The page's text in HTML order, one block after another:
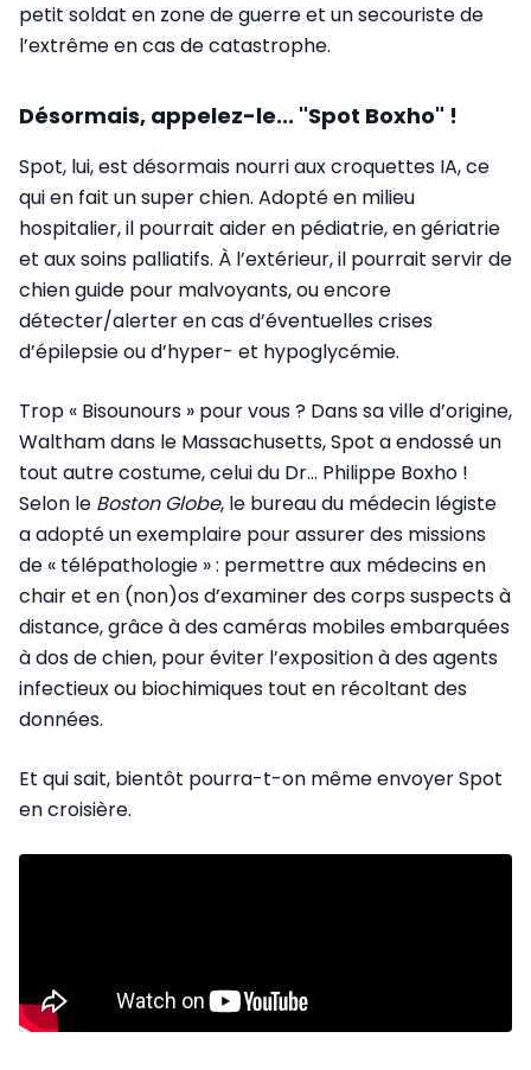
petit soldat en zone de guerre et un secouriste de
l’extrême en cas de catastrophe.
Désormais, appelez-le... "Spot Boxho" !
Spot, lui, est désormais nourri aux croquettes IA, ce
qui en fait un super chien. Adopté en milieu
hospitalier, il pourrait aider en pédiatrie, en gériatrie
et aux soins palliatifs. À l’extérieur, il pourrait servir de
chien guide pour malvoyants, ou encore
détecter/alerter en cas d’éventuelles crises
d’épilepsie ou d’hyper- et hypoglycémie.
Trop « Bisounours » pour vous ? Dans sa ville d’origine,
Waltham dans le Massachusetts, Spot a endossé un
tout autre costume, celui du Dr… Philippe Boxho !
Selon le Boston Globe, le bureau du médecin légiste
a adopté un exemplaire pour assurer des missions
de « télépathologie » : permettre aux médecins en
chair et en (non)os d’examiner des corps suspects à
distance, grâce à des caméras mobiles embarquées
à dos de chien, pour éviter l’exposition à des agents
infectieux ou biochimiques tout en récoltant des
données.
Et qui sait, bientôt pourra-t-on même envoyer Spot
en croisière.